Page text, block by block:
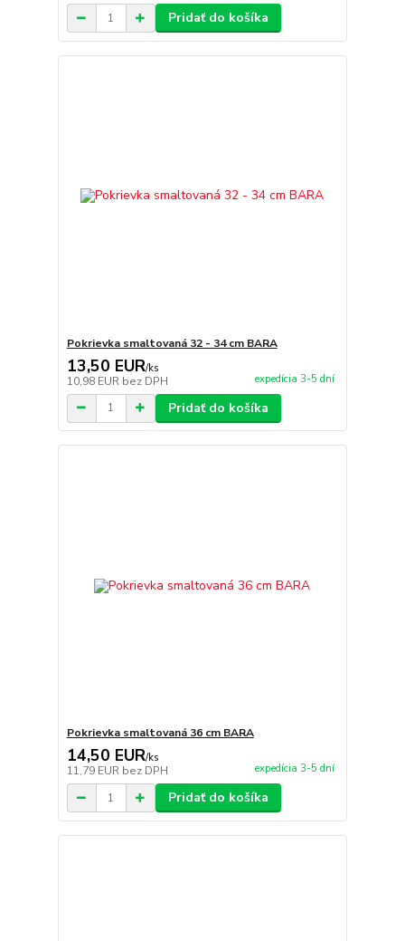
Pridať do košíka
Pokrievka smaltovaná 32 - 34 cm BARA
13,50 EUR/ks
10,98 EUR bez DPH expedícia 3-5 dní
Pridať do košíka
Pokrievka smaltovaná 36 cm BARA
14,50 EUR/ks
11,79 EUR bez DPH expedícia 3-5 dní
Pridať do košíka